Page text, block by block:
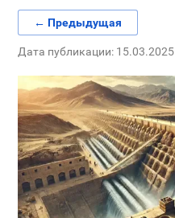
← Предыдущая
Дата публикации: 15.03.2025